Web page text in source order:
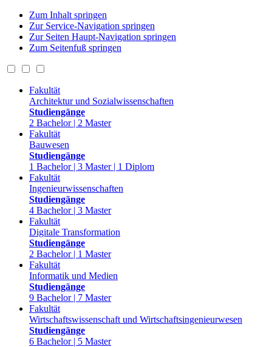
Zum Inhalt springen
Zur Service-Navigation springen
Zur Seiten Haupt-Navigation springen
Zum Seitenfuß springen
Fakultät
Architektur und Sozialwissenschaften
Studiengänge
2 Bachelor | 2 Master
Fakultät
Bauwesen
Studiengänge
1 Bachelor | 3 Master | 1 Diplom
Fakultät
Ingenieurwissenschaften
Studiengänge
4 Bachelor | 3 Master
Fakultät
Digitale Transformation
Studiengänge
2 Bachelor | 1 Master
Fakultät
Informatik und Medien
Studiengänge
9 Bachelor | 7 Master
Fakultät
Wirtschaftswissenschaft und Wirtschaftsingenieurwesen
Studiengänge
6 Bachelor | 5 Master